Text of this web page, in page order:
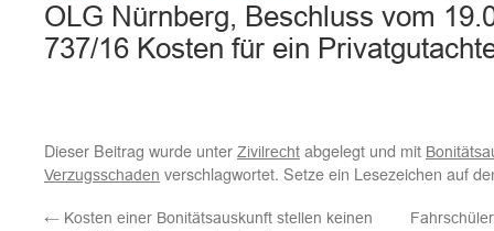
OLG Nürnberg, Beschluss vom
737/16 Kosten für ein
Dieser Beitrag wurde unter Zivilrecht abgelegt und mit
Verzugsschaden verschlagwortet. Setze ein Lesezeichen auf
← Kosten einer Bonitätsauskunft stellen keinen